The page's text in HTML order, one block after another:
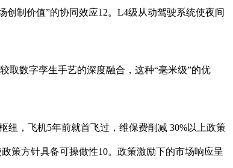
创制价值”的协同效应12。L4级从动驾驶系统使夜间
取数字孪生手艺的深度融合，这种“毫米级”的优
，飞机5年前就首飞过，维保费削减 30%以上政策
策方针具备可操做性10。政策激励下的市场响应呈